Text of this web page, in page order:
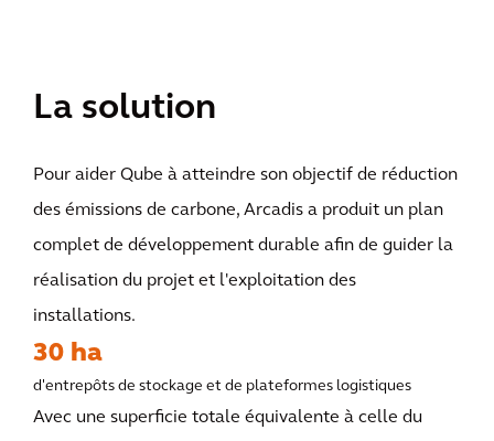
La solution
Pour aider Qube à atteindre son objectif de réduction
des émissions de carbone, Arcadis a produit un plan
complet de développement durable afin de guider la
réalisation du projet et l'exploitation des
installations.
30 ha
d'entrepôts de stockage et de plateformes logistiques
Avec une superficie totale équivalente à celle du